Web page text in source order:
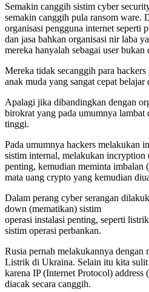
Semakin canggih sistim cyber
semakin canggih pula ransom ware.
organisasi pengguna internet seperti
dan jasa bahkan organisasi nir laba
mereka hanyalah sebagai user
Mereka tidak secanggih para
anak muda yang sangat cepat belajar
Apalagi jika dibandingkan dengan
birokrat yang pada umumnya
tinggi.
Pada umumnya hackers melakukan
sistim internal, melakukan incryption
penting, kemudian meminta imbalan
mata uang crypto yang kemudian
Dalam perang cyber serangan
down (mematikan) sistim
operasi instalasi penting, seperti
sistim operasi perbankan.
Rusia pernah melakukannya dengan
Listrik di Ukraina. Selain itu kita sulit
karena IP (Internet Protocol) address
diacak secara canggih.